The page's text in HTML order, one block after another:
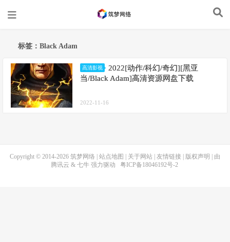
标签：Black Adam
高清影视
2022[动作/科幻/奇幻][黑亚
当/Black Adam]高清资源网盘下载
2022-11-16
Copyright © 2014-2026 筑梦网络 站点地图 关于网站 友情链接 版权声明
| 由
腾讯云 & 七牛强力驱动 粤ICP备18046192号-2